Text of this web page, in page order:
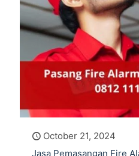
October 21, 2024
Jasa Pemasangan Fire